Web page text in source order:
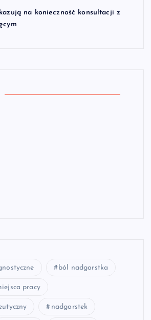
na konieczność konsultacji z
ból nadgarstka
pracy
nadgarstek